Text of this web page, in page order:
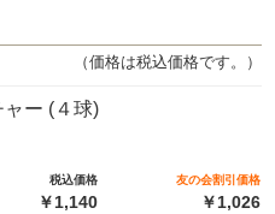
（価格は税込価格です。）
ー (４球)
税込価格
￥1,140
友の会割引価格
￥1,026